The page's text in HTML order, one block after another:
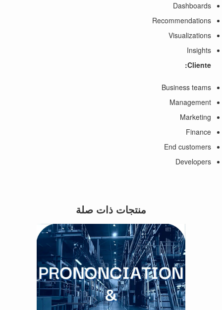
Dashboards
Recommendations
Visualizations
Insights
Cliente:
Business teams
Management
Marketing
Finance
End customers
Developers
منتجات ذات صلة